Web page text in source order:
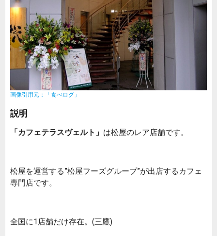
画像引用元：「食べログ」
説明
「カフェテラスヴェルト」 は松屋のレア店舗です。
松屋を運営する”松屋フーズグループ”が出店するカフェ
専門店です。
全国に1店舗だけ存在。(三鷹)